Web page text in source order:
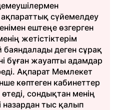
сүйемелдеу
ештеңе өзгерген
жетістіктерім
баяндалады деген сұрақ
бұған жауапты адамдар
Ақпарат Мемлекет
көптеген кабинеттер
сондықтан менің
назардан тыс қалып